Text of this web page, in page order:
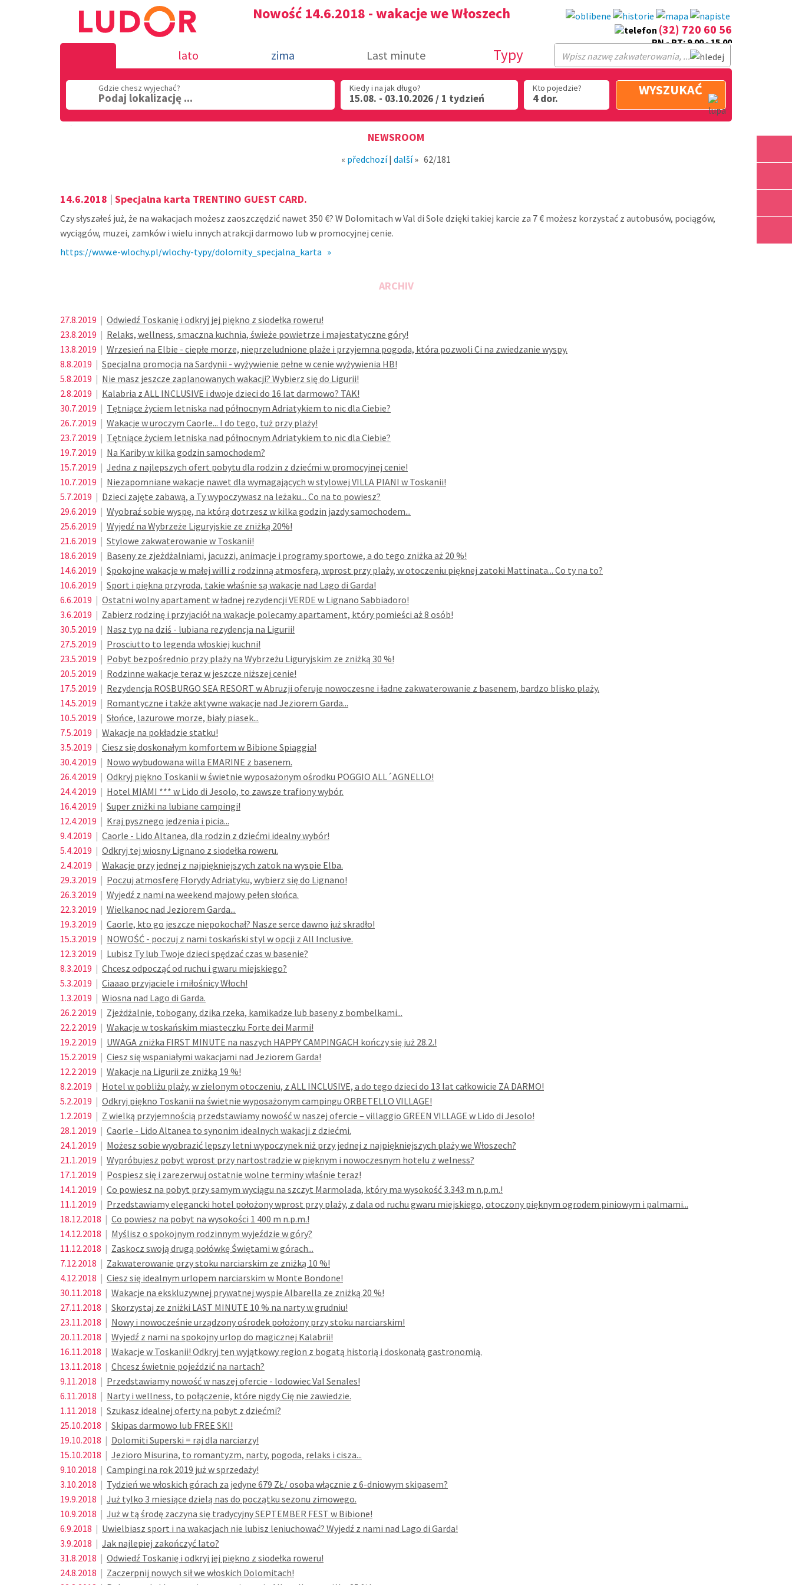
Nowość 14.6.2018 - wakacje we Włoszech
(32) 720 60 56
PN - PT: 9.00 - 15.00
lato zima Last minute Typy
Gdzie chesz wyjechać?
Podaj lokalizację ...
Kiedy i na jak długo?
15.08. - 03.10.2026 / 1 tydzień
Kto pojedzie?
4 dor.
WYSZUKAĆ
NEWSROOM
« předchozí| další» 62/181
14.6.2018 | Specjalna karta TRENTINO GUEST CARD.
Czy słyszałeś już, że na wakacjach możesz zaoszczędzić nawet 350 €? W Dolomitach w Val di Sole dzięki takiej karcie za 7 € możesz korzystać z autobusów, pociągów,
wyciągów, muzei, zamków i wielu innych atrakcji darmowo lub w promocyjnej cenie.
https://www.e-wlochy.pl/wlochy-typy/dolomity_specjalna_karta »
ARCHIV
27.8.2019 | Odwiedź Toskanię i odkryj jej piękno z siodełka roweru!
23.8.2019 | Relaks, wellness, smaczna kuchnia, świeże powietrze i majestatyczne góry!
13.8.2019 | Wrzesień na Elbie - ciepłe morze, nieprzeludnione plaże i przyjemna pogoda, która pozwoli Ci na zwiedzanie wyspy.
8.8.2019 | Specjalna promocja na Sardynii - wyżywienie pełne w cenie wyżywienia HB!
5.8.2019 | Nie masz jeszcze zaplanowanych wakacji? Wybierz się do Ligurii!
2.8.2019 | Kalabria z ALL INCLUSIVE i dwoje dzieci do 16 lat darmowo? TAK!
30.7.2019 | Tętniące życiem letniska nad północnym Adriatykiem to nic dla Ciebie?
26.7.2019 | Wakacje w uroczym Caorle... I do tego, tuż przy plaży!
23.7.2019 | Tętniące życiem letniska nad północnym Adriatykiem to nic dla Ciebie?
19.7.2019 | Na Kariby w kilka godzin samochodem?
15.7.2019 | Jedna z najlepszych ofert pobytu dla rodzin z dziećmi w promocyjnej cenie!
10.7.2019 | Niezapomniane wakacje nawet dla wymagających w stylowej VILLA PIANI w Toskanii!
5.7.2019 | Dzieci zajęte zabawą, a Ty wypoczywasz na leżaku... Co na to powiesz?
29.6.2019 | Wyobraź sobie wyspę, na którą dotrzesz w kilka godzin jazdy samochodem...
25.6.2019 | Wyjedź na Wybrzeże Liguryjskie ze zniżką 20%!
21.6.2019 | Stylowe zakwaterowanie w Toskanii!
18.6.2019 | Baseny ze zjeżdżalniami, jacuzzi, animacje i programy sportowe, a do tego zniżka aż 20 %!
14.6.2019 | Spokojne wakacje w małej willi z rodzinną atmosferą, wprost przy plaży, w otoczeniu pięknej zatoki Mattinata... Co ty na to?
10.6.2019 | Sport i piękna przyroda, takie właśnie są wakacje nad Lago di Garda!
6.6.2019 | Ostatni wolny apartament w ładnej rezydencji VERDE w Lignano Sabbiadoro!
3.6.2019 | Zabierz rodzinę i przyjaciół na wakacje polecamy apartament, który pomieści aż 8 osób!
30.5.2019 | Nasz typ na dziś - lubiana rezydencja na Ligurii!
27.5.2019 | Prosciutto to legenda włoskiej kuchni!
23.5.2019 | Pobyt bezpośrednio przy plaży na Wybrzeżu Liguryjskim ze zniżką 30 %!
20.5.2019 | Rodzinne wakacje teraz w jeszcze niższej cenie!
17.5.2019 | Rezydencja ROSBURGO SEA RESORT w Abruzji oferuje nowoczesne i ładne zakwaterowanie z basenem, bardzo blisko plaży.
14.5.2019 | Romantyczne i także aktywne wakacje nad Jeziorem Garda...
10.5.2019 | Słońce, lazurowe morze, biały piasek...
7.5.2019 | Wakacje na pokładzie statku!
3.5.2019 | Ciesz się doskonałym komfortem w Bibione Spiaggia!
30.4.2019 | Nowo wybudowana willa EMARINE z basenem.
26.4.2019 | Odkryj piękno Toskanii w świetnie wyposażonym ośrodku POGGIO ALL´AGNELLO!
24.4.2019 | Hotel MIAMI *** w Lido di Jesolo, to zawsze trafiony wybór.
16.4.2019 | Super zniżki na lubiane campingi!
12.4.2019 | Kraj pysznego jedzenia i picia...
9.4.2019 | Caorle - Lido Altanea, dla rodzin z dziećmi idealny wybór!
5.4.2019 | Odkryj tej wiosny Lignano z siodełka roweru.
2.4.2019 | Wakacje przy jednej z najpiękniejszych zatok na wyspie Elba.
29.3.2019 | Poczuj atmosferę Florydy Adriatyku, wybierz się do Lignano!
26.3.2019 | Wyjedź z nami na weekend majowy pełen słońca.
22.3.2019 | Wielkanoc nad Jeziorem Garda...
19.3.2019 | Caorle, kto go jeszcze niepokochał? Nasze serce dawno już skradło!
15.3.2019 | NOWOŚĆ - poczuj z nami toskański styl w opcji z All Inclusive.
12.3.2019 | Lubisz Ty lub Twoje dzieci spędzać czas w basenie?
8.3.2019 | Chcesz odpocząć od ruchu i gwaru miejskiego?
5.3.2019 | Ciaaao przyjaciele i miłośnicy Włoch!
1.3.2019 | Wiosna nad Lago di Garda.
26.2.2019 | Zjeżdżalnie, tobogany, dzika rzeka, kamikadze lub baseny z bombelkami...
22.2.2019 | Wakacje w toskańskim miasteczku Forte dei Marmi!
19.2.2019 | UWAGA zniżka FIRST MINUTE na naszych HAPPY CAMPINGACH kończy się już 28.2.!
15.2.2019 | Ciesz się wspaniałymi wakacjami nad Jeziorem Garda!
12.2.2019 | Wakacje na Ligurii ze zniżką 19 %!
8.2.2019 | Hotel w pobliżu plaży, w zielonym otoczeniu, z ALL INCLUSIVE, a do tego dzieci do 13 lat całkowicie ZA DARMO!
5.2.2019 | Odkryj piękno Toskanii na świetnie wyposażonym campingu ORBETELLO VILLAGE!
1.2.2019 | Z wielką przyjemnością przedstawiamy nowość w naszej ofercie – villaggio GREEN VILLAGE w Lido di Jesolo!
28.1.2019 | Caorle - Lido Altanea to synonim idealnych wakacji z dziećmi.
24.1.2019 | Możesz sobie wyobrazić lepszy letni wypoczynek niż przy jednej z najpiękniejszych plaży we Włoszech?
21.1.2019 | Wypróbujesz pobyt wprost przy nartostradzie w pięknym i nowoczesnym hotelu z welness?
17.1.2019 | Pospiesz się i zarezerwuj ostatnie wolne terminy właśnie teraz!
14.1.2019 | Co powiesz na pobyt przy samym wyciągu na szczyt Marmolada, który ma wysokość 3.343 m n.p.m.!
11.1.2019 | Przedstawiamy elegancki hotel położony wprost przy plaży, z dala od ruchu gwaru miejskiego, otoczony pięknym ogrodem piniowym i palmami...
18.12.2018 | Co powiesz na pobyt na wysokości 1 400 m n.p.m.!
14.12.2018 | Myślisz o spokojnym rodzinnym wyjeździe w góry?
11.12.2018 | Zaskocz swoją drugą połówkę Świętami w górach...
7.12.2018 | Zakwaterowanie przy stoku narciarskim ze zniżką 10 %!
4.12.2018 | Ciesz się idealnym urlopem narciarskim w Monte Bondone!
30.11.2018 | Wakacje na ekskluzywnej prywatnej wyspie Albarella ze zniżką 20 %!
27.11.2018 | Skorzystaj ze zniżki LAST MINUTE 10 % na narty w grudniu!
23.11.2018 | Nowy i nowocześnie urządzony ośrodek położony przy stoku narciarskim!
20.11.2018 | Wyjedź z nami na spokojny urlop do magicznej Kalabrii!
16.11.2018 | Wakacje w Toskanii! Odkryj ten wyjątkowy region z bogatą historią i doskonałą gastronomią.
13.11.2018 | Chcesz świetnie pojeździć na nartach?
9.11.2018 | Przedstawiamy nowość w naszej ofercie - lodowiec Val Senales!
6.11.2018 | Narty i wellness, to połączenie, które nigdy Cię nie zawiedzie.
1.11.2018 | Szukasz idealnej oferty na pobyt z dziećmi?
25.10.2018 | Skipas darmowo lub FREE SKI!
19.10.2018 | Dolomiti Superski = raj dla narciarzy!
15.10.2018 | Jezioro Misurina, to romantyzm, narty, pogoda, relaks i cisza...
9.10.2018 | Campingi na rok 2019 już w sprzedaży!
3.10.2018 | Tydzień we włoskich górach za jedyne 679 ZŁ/ osoba włącznie z 6-dniowym skipasem?
19.9.2018 | Już tylko 3 miesiące dzielą nas do początku sezonu zimowego.
10.9.2018 | Już w tą środę zaczyna się tradycyjny SEPTEMBER FEST w Bibione!
6.9.2018 | Uwielbiasz sport i na wakacjach nie lubisz leniuchować? Wyjedź z nami nad Lago di Garda!
3.9.2018 | Jak najlepiej zakończyć lato?
31.8.2018 | Odwiedź Toskanię i odkryj jej piękno z siodełka roweru!
24.8.2018 | Zaczerpnij nowych sił we włoskich Dolomitach!